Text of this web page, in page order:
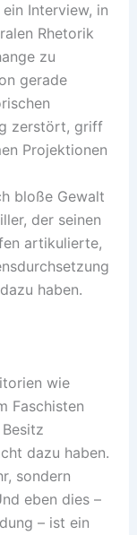
Interview, in
Rhetorik
zu
gerade
zerstört, griff
Projektionen
bloße Gewalt
der seinen
artikulierte,
haben.
wie
Faschisten
dazu haben.
sondern
eben dies –
– ist ein